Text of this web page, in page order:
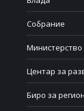
Собрание
Центар за
Биро за